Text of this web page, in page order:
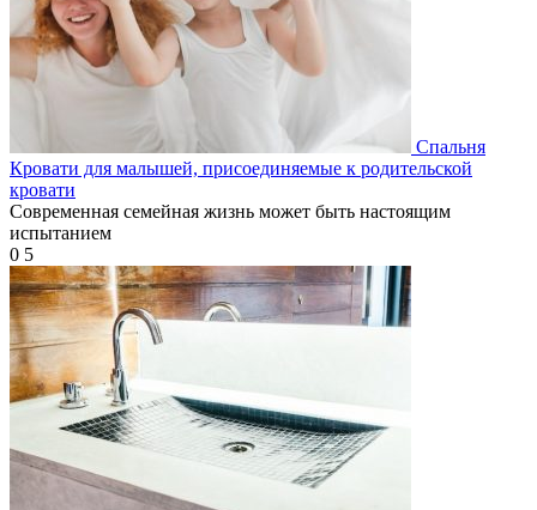
Спальня
Кровати для малышей, присоединяемые к родительской
кровати
Современная семейная жизнь может быть настоящим
испытанием
0 5